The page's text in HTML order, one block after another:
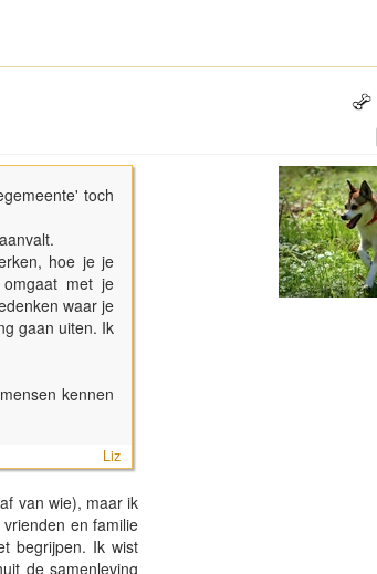
toch
hoe je je
met je
waar je
gaan uiten. Ik
kennen
Liz
van wie), maar ik
en familie
begrijpen. Ik wist
de samenleving